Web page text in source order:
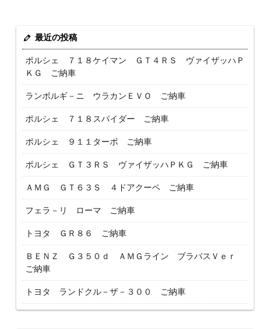
最近の投稿
ポルシェ ７１８ケイマン ＧＴ４ＲＳ ヴァイザッハＰ
ＫＧ ご納車
ランボルギ－ニ ウラカンＥＶＯ ご納車
ポルシェ ７１８スパイダー ご納車
ポルシェ ９１１ターボ ご納車
ポルシェ ＧＴ３ＲＳ ヴァイザッハＰＫＧ ご納車
ＡＭＧ ＧＴ６３Ｓ ４ドアクーペ ご納車
フェラ－リ ローマ ご納車
トヨタ ＧＲ８６ ご納車
ＢＥＮＺ Ｇ３５０ｄ ＡＭＧライン ブラバスＶｅｒ
ご納車
トヨタ ランドクル－ザ－３００ ご納車